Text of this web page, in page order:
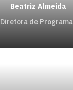
Beatriz Almeida
Diretora de